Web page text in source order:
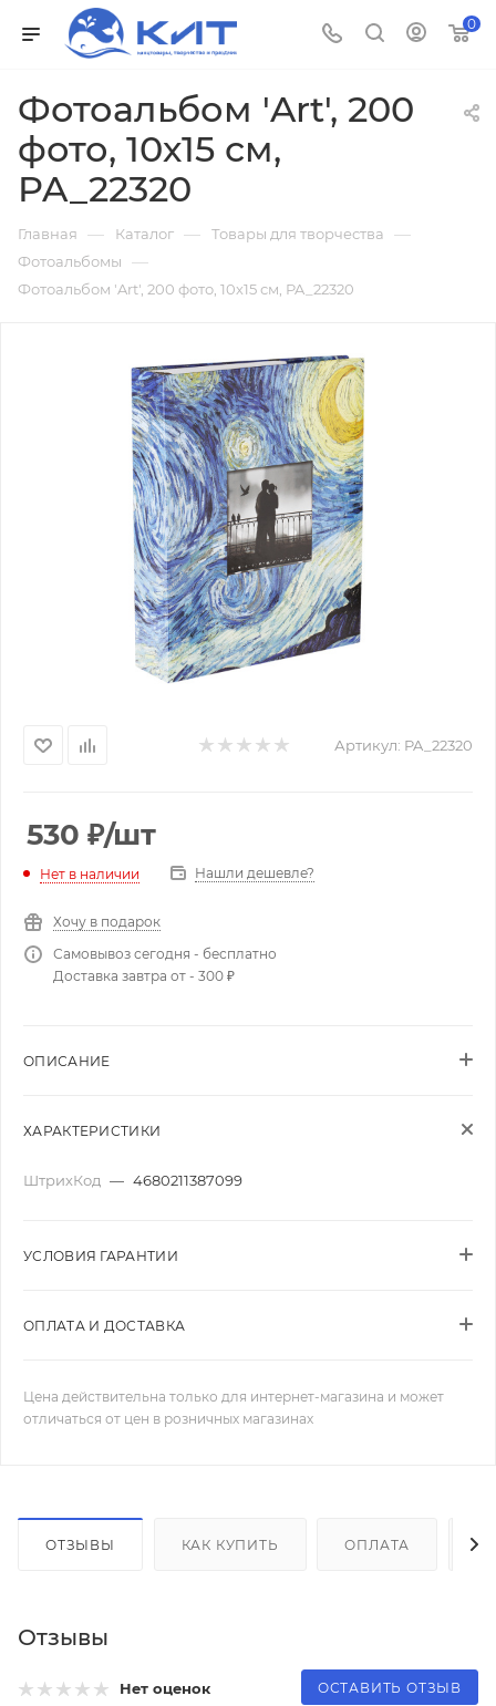
0
Фотоальбом 'Art', 200
фото, 10х15 см,
PA_22320
Главная — Каталог — Товары для творчества —
Фотоальбомы —
Фотоальбом 'Art', 200 фото, 10х15 см, PA_22320
Артикул: PA_22320
530 ₽/шт
Нет в наличии Нашли дешевле?
Хочу в подарок
Самовывоз сегодня - бесплатно
Доставка завтра от - 300 ₽
ОПИСАНИЕ
ХАРАКТЕРИСТИКИ
ШтрихКод — 4680211387099
УСЛОВИЯ ГАРАНТИИ
ОПЛАТА И ДОСТАВКА
Цена действительна только для интернет-магазина и может
отличаться от цен в розничных магазинах
ОТЗЫВЫ КАК КУПИТЬ ОПЛАТА
Отзывы
Нет оценок ОСТАВИТЬ ОТЗЫВ